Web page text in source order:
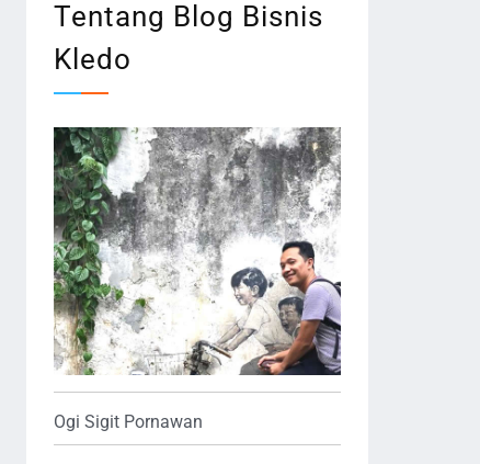
Tentang Blog Bisnis
Kledo
Ogi Sigit Pornawan